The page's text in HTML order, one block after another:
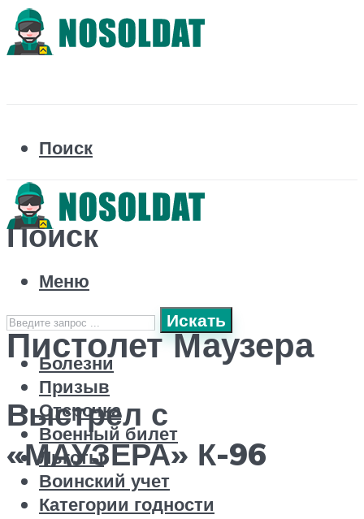
Поиск
Поиск
Искать
Болезни
Призыв
Отсрочка
Военный билет
Льготы
Воинский учет
Категории годности
Меню
Пистолет Маузера
Выстрел с
«МАУЗЕРА» К-96